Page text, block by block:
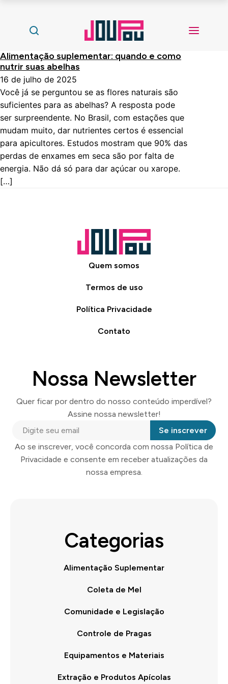
Alimentação suplementar: quando e como
nutrir suas abelhas
16 de julho de 2025
Você já se perguntou se as flores naturais são
suficientes para as abelhas? A resposta pode
ser surpreendente. No Brasil, com estações que
mudam muito, dar nutrientes certos é essencial
para apicultores. Estudos mostram que 90% das
perdas de enxames em seca são por falta de
energia. Não dá só para dar açúcar ou xarope.
[…]
Quem somos
Termos de uso
Política Privacidade
Contato
Nossa Newsletter
Quer ficar por dentro do nosso conteúdo imperdível?
Assine nossa newsletter!
Se inscrever
Ao se inscrever, você concorda com nossa Política de
Privacidade e consente em receber atualizações da
nossa empresa.
Categorias
Alimentação Suplementar
Coleta de Mel
Comunidade e Legislação
Controle de Pragas
Equipamentos e Materiais
Extração e Produtos Apícolas